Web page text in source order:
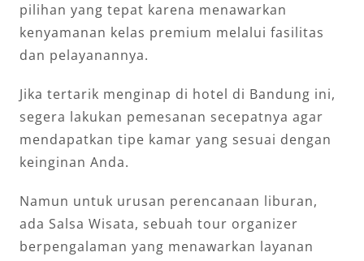
pilihan yang tepat karena menawarkan
kenyamanan kelas premium melalui fasilitas
dan pelayanannya.
Jika tertarik menginap di hotel di Bandung ini,
segera lakukan pemesanan secepatnya agar
mendapatkan tipe kamar yang sesuai dengan
keinginan Anda.
Namun untuk urusan perencanaan liburan,
ada Salsa Wisata, sebuah tour organizer
berpengalaman yang menawarkan layanan